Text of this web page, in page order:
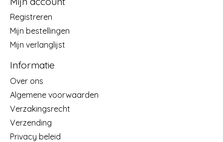
Registreren
Mijn bestellingen
Mijn verlanglijst
Informatie
Over ons
Algemene voorwaarden
Verzakingsrecht
Verzending
Privacy beleid